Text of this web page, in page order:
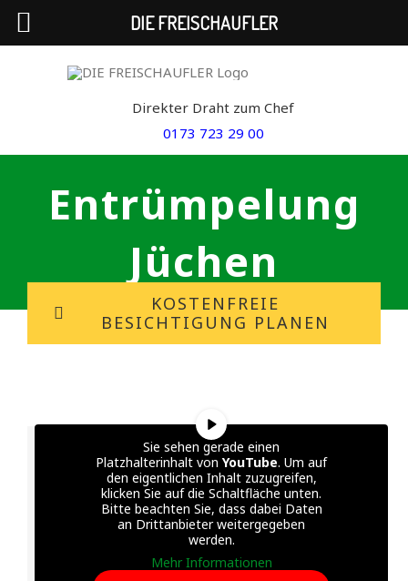
Direkter Draht zum Chef
0173 723 29 00
Entrümpelung
Jüchen
KOSTENFREIE
BESICHTIGUNG PLANEN
Sie sehen gerade einen
Platzhalterinhalt von YouTube. Um auf
den eigentlichen Inhalt zuzugreifen,
klicken Sie auf die Schaltfläche unten.
Bitte beachten Sie, dass dabei Daten
an Drittanbieter weitergegeben
werden.
Mehr Informationen
DIE FREISCHAUFLER